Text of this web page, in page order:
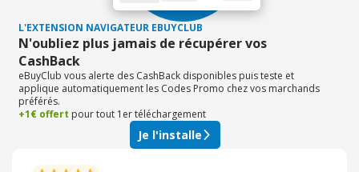
L'EXTENSION NAVIGATEUR EBUYCLUB
N'oubliez plus jamais de récupérer vos
CashBack
eBuyClub vous alerte des CashBack disponibles puis teste et
applique automatiquement les Codes Promo chez vos marchands
préférés.
+1€ offert pour tout 1er téléchargement
Je l'installe